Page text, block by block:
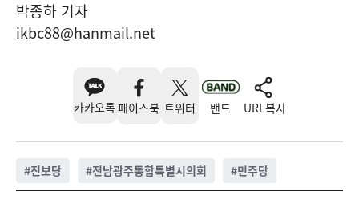
박종하 기자
ikbc88@hanmail.net
카카오톡 페이스북 트위터 밴드 URL복사
#진보당 #전남광주통합특별시의회 #민주당